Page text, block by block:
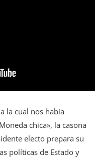
la cual nos había
chica», la casona
electo prepara su
políticas de Estado y